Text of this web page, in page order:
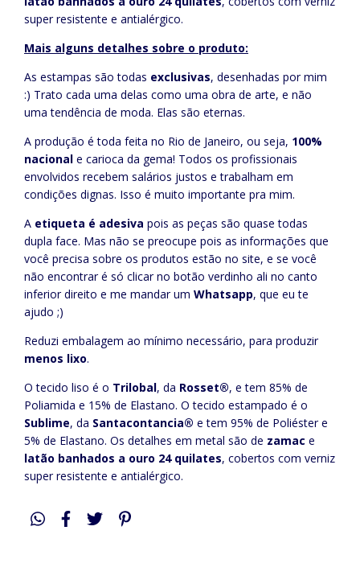
super resistente e antialérgico.
Mais alguns detalhes sobre o produto:
As estampas são todas exclusivas, desenhadas por mim
:) Trato cada uma delas como uma obra de arte, e não
uma tendência de moda. Elas são eternas.
A produção é toda feita no Rio de Janeiro, ou seja, 100%
nacional e carioca da gema! Todos os profissionais
envolvidos recebem salários justos e trabalham em
condições dignas. Isso é muito importante pra mim.
A etiqueta é adesiva pois as peças são quase todas
dupla face. Mas não se preocupe pois as informações que
você precisa sobre os produtos estão no site, e se você
não encontrar é só clicar no botão verdinho ali no canto
inferior direito e me mandar um Whatsapp, que eu te
ajudo ;)
Reduzi embalagem ao mínimo necessário, para produzir
menos lixo.
O tecido liso é o Trilobal, da Rosset®, e tem 85% de
Poliamida e 15% de Elastano. O tecido estampado é o
Sublime, da Santacontancia® e tem 95% de Poliéster e
5% de Elastano. Os detalhes em metal são de zamac e
latão banhados a ouro 24 quilates, cobertos com verniz
super resistente e antialérgico.